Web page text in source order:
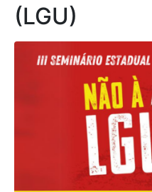
(LGU)